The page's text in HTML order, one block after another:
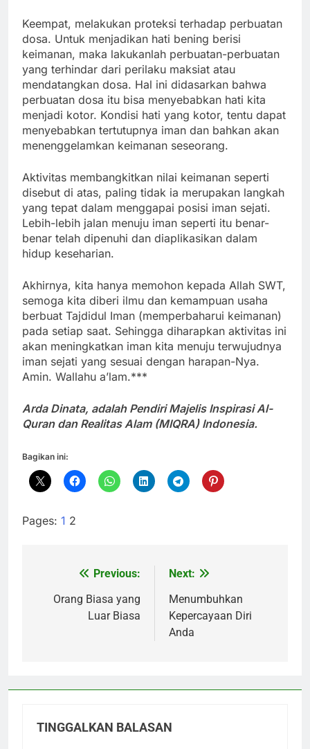
Keempat, melakukan proteksi terhadap perbuatan
dosa. Untuk menjadikan hati bening berisi
keimanan, maka lakukanlah perbuatan-perbuatan
yang terhindar dari perilaku maksiat atau
mendatangkan dosa. Hal ini didasarkan bahwa
perbuatan dosa itu bisa menyebabkan hati kita
menjadi kotor. Kondisi hati yang kotor, tentu dapat
menyebabkan tertutupnya iman dan bahkan akan
menenggelamkan keimanan seseorang.
Aktivitas membangkitkan nilai keimanan seperti
disebut di atas, paling tidak ia merupakan langkah
yang tepat dalam menggapai posisi iman sejati.
Lebih-lebih jalan menuju iman seperti itu benar-
benar telah dipenuhi dan diaplikasikan dalam
hidup keseharian.
Akhirnya, kita hanya memohon kepada Allah SWT,
semoga kita diberi ilmu dan kemampuan usaha
berbuat Tajdidul Iman (memperbaharui keimanan)
pada setiap saat. Sehingga diharapkan aktivitas ini
akan meningkatkan iman kita menuju terwujudnya
iman sejati yang sesuai dengan harapan-Nya.
Amin. Wallahu a’lam.***
Arda Dinata, adalah Pendiri Majelis Inspirasi Al-
Quran dan Realitas Alam (MIQRA) Indonesia.
Bagikan ini:
Pages: 1 2
Navigasi
pos
Previous:
Orang Biasa yang
Luar Biasa
Next:
Menumbuhkan
Kepercayaan Diri
Anda
TINGGALKAN BALASAN